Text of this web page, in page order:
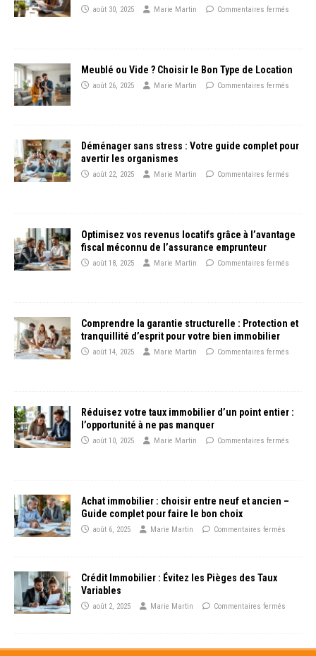
août 30, 2025 Marie Martin Commentaires fermés
Meublé ou Vide ? Choisir le Bon Type de Location
août 26, 2025 Marie Martin Commentaires fermés
Déménager sans stress : Votre guide complet pour
avertir les organismes
août 22, 2025 Marie Martin Commentaires fermés
Optimisez vos revenus locatifs grâce à l’avantage
fiscal méconnu de l’assurance emprunteur
août 18, 2025 Marie Martin Commentaires fermés
Comprendre la garantie structurelle : Protection et
tranquillité d’esprit pour votre bien immobilier
août 14, 2025 Marie Martin Commentaires fermés
Réduisez votre taux immobilier d’un point entier :
l’opportunité à ne pas manquer
août 10, 2025 Marie Martin Commentaires fermés
Achat immobilier : choisir entre neuf et ancien –
Guide complet pour faire le bon choix
août 6, 2025 Marie Martin Commentaires fermés
Crédit Immobilier : Évitez les Pièges des Taux
Variables
août 2, 2025 Marie Martin Commentaires fermés